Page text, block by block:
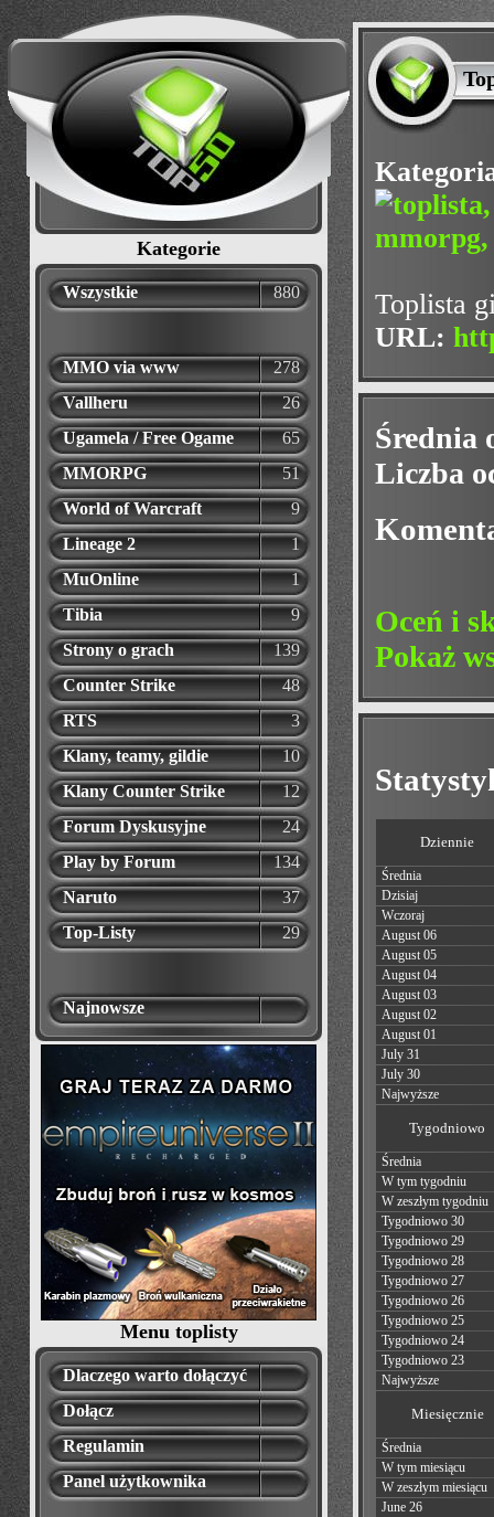
Kategorie
Wszystkie 880
MMO via www
278
Vallheru
26
Ugamela / Free Ogame
65
MMORPG
51
World of Warcraft
9
Lineage 2
1
MuOnline
1
Tibia
9
Strony o grach
139
Counter Strike
48
RTS
3
Klany, teamy, gildie
10
Klany Counter Strike
12
Forum Dyskusyjne
24
Play by Forum
134
Naruto
37
Top-Listy
29
Najnowsze
Menu toplisty
Dlaczego warto dołączyć
Dołącz
Regulamin
Panel użytkownika
Toplista
URL:
Średnia
Liczba
Oceń i
Pokaż
Dziennie
Średnia
Dzisiaj
Wczoraj
August 06
August 05
August 04
August 03
August 02
August 01
July 31
July 30
Najwyższe
Tygodniowo
Średnia
W tym tygodniu
W zeszłym tygodniu
Tygodniowo 30
Tygodniowo 29
Tygodniowo 28
Tygodniowo 27
Tygodniowo 26
Tygodniowo 25
Tygodniowo 24
Tygodniowo 23
Najwyższe
Miesięcznie
Średnia
W tym miesiącu
W zeszłym miesiącu
June 26